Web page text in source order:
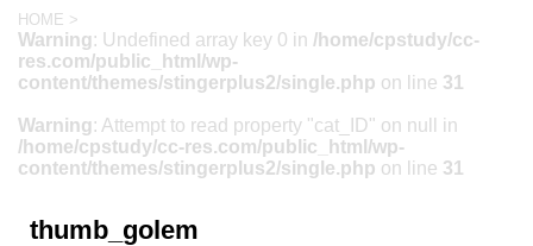
HOME >
Warning: Undefined array key 0 in /home/cpstudy/cc-
res.com/public_html/wp-
content/themes/stingerplus2/single.php on line 31
Warning: Attempt to read property "cat_ID" on null in
/home/cpstudy/cc-res.com/public_html/wp-
content/themes/stingerplus2/single.php on line 31
thumb_golem